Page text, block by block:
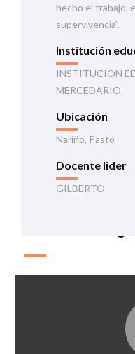
hecho el trabajo,
supervivencia”.
Institución
INSTITUCION
MERCEDARIO
Ubicación
Nariño, Pasto
Docente lider
GILBERTO